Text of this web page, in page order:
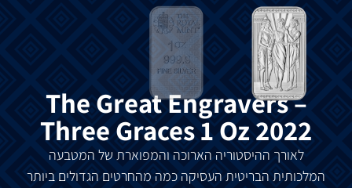
The Great Engravers –
Three Graces 1 Oz 2022
לאורך ההיסטוריה הארוכה והמפוארת של המטבעה
המלכותית הבריטית העסיקה כמה מהחרטים הגדולים ביותר